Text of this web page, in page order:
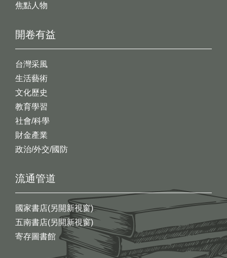
開卷有益
台灣采風
生活藝術
文化歷史
教育學習
社會/科學
財金產業
政治/外交/國防
焦點人物
流通管道
國家書店(另開新視窗)
五南書店(另開新視窗)
寄存圖書館